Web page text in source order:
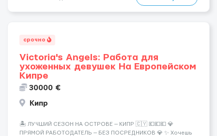
срочно
Victoria's Angels: Работа для
ухоженных девушек На Европейском
Кипре
30000 €
Кипр
🏝️ ЛУЧШИЙ СЕЗОН НА ОСТРОВЕ — КИПР 🇨🇾 💶💶💶 💎
ПРЯМОЙ РАБОТОДАТЕЛЬ — БЕЗ ПОСРЕДНИКОВ 💎 ✨ Хочешь